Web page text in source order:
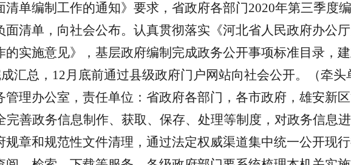
单编制工作的通知》要求，省政府各部门2020年第三季度
清单，向社会公布。认真贯彻落实《河北省人民政府办公
实施意见》，基层政府编制完成政务公开事项标准目录，
汇总，12月底前通过县级政府门户网站向社会公开。（牵头
理办公室，责任单位：省政府各部门，各市政府，雄安新区
完善政务信息制作、获取、保存、处理等制度，对政务信息
章和规范性文件清理，通过法定权威渠道集中统一公开现